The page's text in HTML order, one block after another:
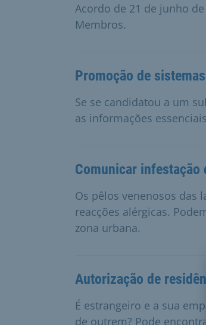
Acordo de 21 de junho
Membros.
Promoção de
Se se candidatou a um
as informações
Comunicar infestação
Os pêlos venenosos das
reacções alérgicas.
zona urbana.
Autorização de
É estrangeiro e a sua
de outrem? Pode